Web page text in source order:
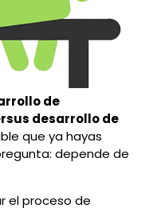
de
desarrollo de
que ya hayas
depende de
el proceso de